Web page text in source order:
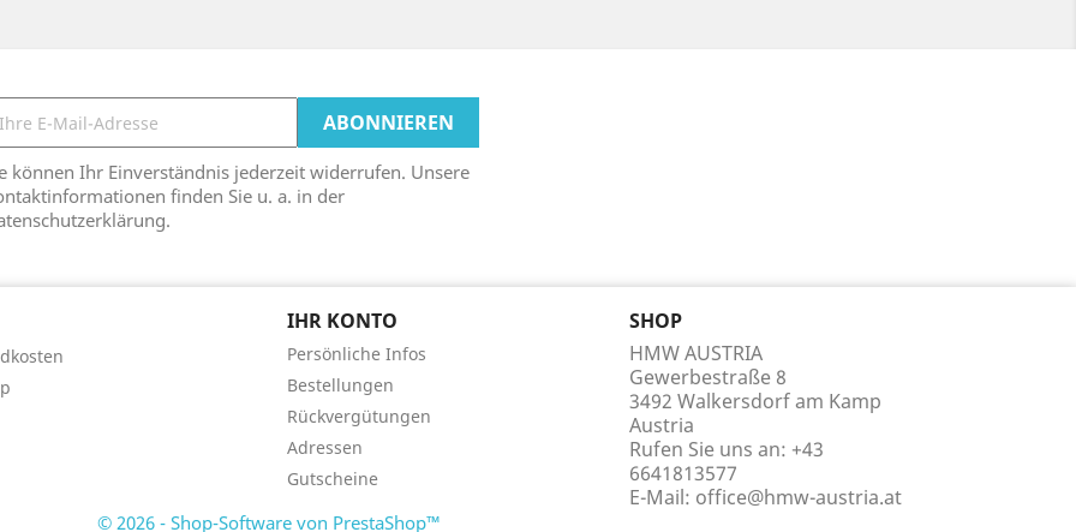
können Ihr Einverständnis jederzeit widerrufen. Unsere
finden Sie u. a. in der
IHR KONTO
Persönliche Infos
Bestellungen
Rückvergütungen
Adressen
Gutscheine
SHOP
HMW AUSTRIA
Gewerbestraße 8
3492 Walkersdorf am Kamp
Austria
Rufen Sie uns an: +43
6641813577
E-Mail: office@hmw-austria.at
© 2026 - Shop-Software von PrestaShop™